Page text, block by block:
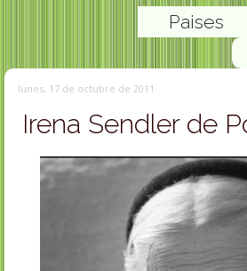
Paises
lunes, 17 de octubre de 2011
Irena Sendler de